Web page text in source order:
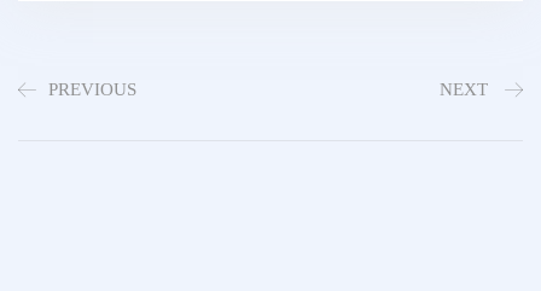
PREVIOUS NEXT